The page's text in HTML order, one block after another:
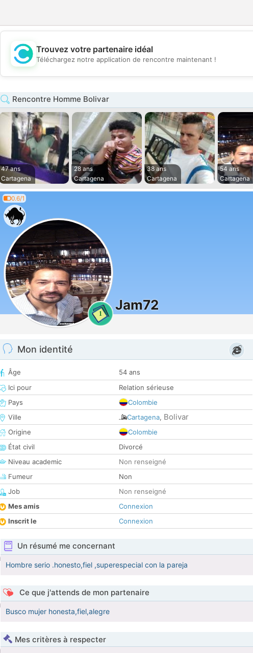
💕
Trouvez votre partenaire idéal
Téléchargez notre application de rencontre maintenant !
Rencontre Homme Bolivar
47 ans
Cartagena
28 ans
Cartagena
38 ans
Cartagena
54 ans
Cartagena
0.6/1
1
Jam72
Mon identité
Âge
54 ans
Ici pour
Relation sérieuse
Pays
Colombie
Ville
Cartagena, Bolivar
Origine
Colombie
État civil
Divorcé
Niveau academic
Non renseigné
Fumeur
Non
Job
Non renseigné
Mes amis
Connexion
Inscrit le
Connexion
Un résumé me concernant
Hombre serio .honesto,fiel ,superespecial con la pareja
Ce que j'attends de mon partenaire
Busco mujer honesta,fiel,alegre
Mes critères à respecter